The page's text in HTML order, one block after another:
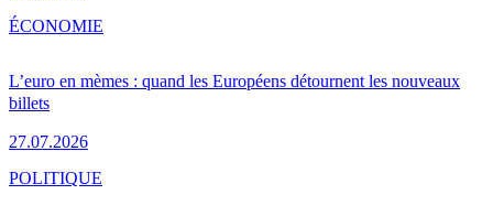
L’euro en mèmes : quand les Européens détournent les nouveaux
billets
27.07.2026
ÉCONOMIE
POLITIQUE